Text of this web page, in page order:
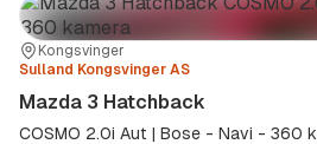
Sted:
Kongsvinger
Forhandler:
Sulland Kongsvinger AS
Mazda 3 Hatchback
COSMO 2.0i Aut | Bose - Navi - 360